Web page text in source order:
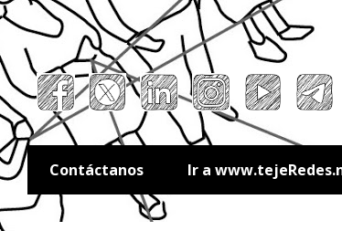
Contáctanos Ir a